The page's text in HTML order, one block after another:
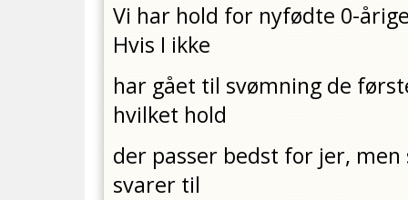
Vi har hold for nyfødte 0-
Hvis I ikke
har gået til svømning de
hvilket hold
der passer bedst for jer,
svarer til